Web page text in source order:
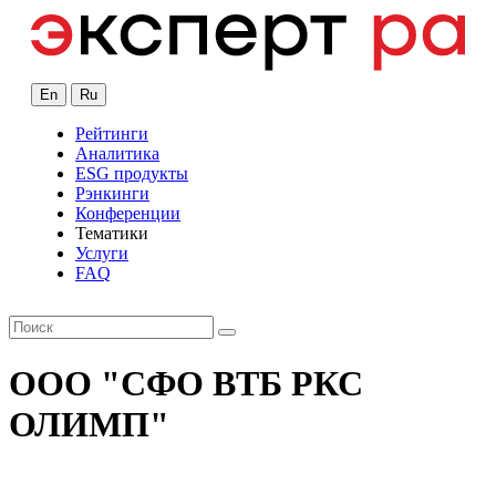
En Ru
Рейтинги
Аналитика
ESG продукты
Рэнкинги
Конференции
Тематики
Услуги
FAQ
ООО "СФО ВТБ РКС
ОЛИМП"